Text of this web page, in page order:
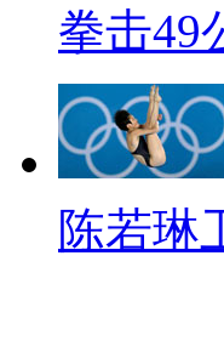
拳击49
陈若琳